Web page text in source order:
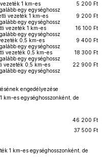
1 km-es
egy egységhossz
5 200 Ft
vezeték 1 km-es
egy egységhossz
9 200 Ft
vezeték 1 km-es
egy egységhossz
16 100 Ft
0,5 km-es
egy egységhossz
9 400 Ft
vezeték 0,5 km-es
egy egységhossz
18 300 Ft
vezeték 0,5 km-es
egy egységhossz
22 900 Ft
engedélyezése
km-es egységhosszonként, de
46 200 Ft
37 500 Ft
1 km-es egységhosszonként, de